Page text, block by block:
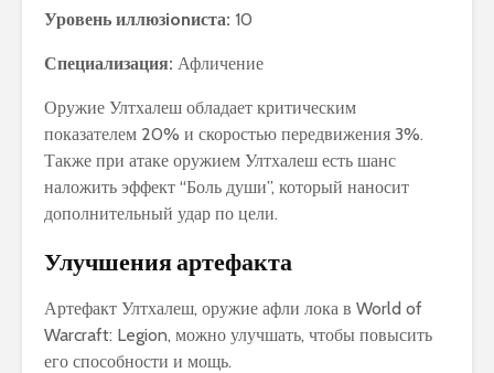
Уровень иллюзionиста: 10
Специализация: Афличение
Оружие Ултхалеш обладает критическим
показателем 20% и скоростью передвижения 3%.
Также при атаке оружием Ултхалеш есть шанс
наложить эффект “Боль души”, который наносит
дополнительный удар по цели.
Улучшения артефакта
Артефакт Ултхалеш, оружие афли лока в World of
Warcraft: Legion, можно улучшать, чтобы повысить
его способности и мощь.